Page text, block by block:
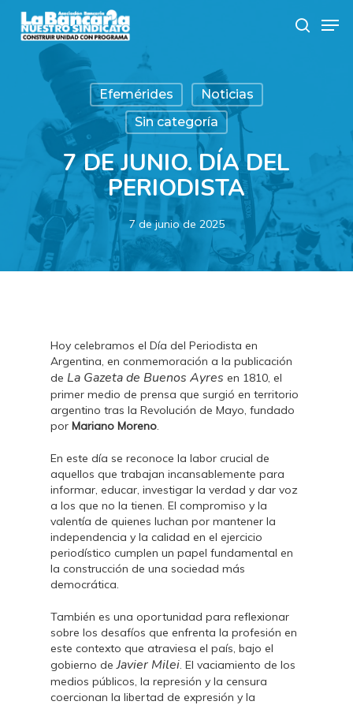
main
search
Efemérides
Noticias
Sin categoría
7 DE JUNIO. DÍA DEL
PERIODISTA
7 de junio de 2025
Hoy celebramos el Día del Periodista en
Argentina, en conmemoración a la publicación
de La Gazetade Buenos Ayres en 1810, el
primer medio de prensa que surgió en territorio
argentino tras la Revolución de Mayo, fundado
por Mariano Moreno.
En este día se reconoce la labor crucial de
aquellos que trabajan incansablemente para
informar, educar, investigar la verdad y dar voz
a los que no la tienen. El compromiso y la
valentía de quienes luchan por mantener la
independencia y la calidad en el ejercicio
periodístico cumplen un papel fundamental en
la construcción de una sociedad más
democrática.
También es una oportunidad para reflexionar
sobre los desafíos que enfrenta la profesión en
este contexto que atraviesa el país, bajo el
gobierno deJavier Milei. El vaciamiento de los
medios públicos, la represión y la censura
coercionan la libertad de expresión y la